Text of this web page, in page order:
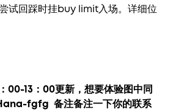
试回踩时挂buy limit入场。详细位
00-13：00更新， 想要体验图中 同
fgfg 备注备注一下你的联系